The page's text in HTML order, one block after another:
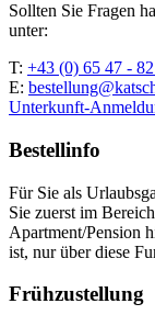
Sollten Sie Fragen
unter:
T: +43 (0) 65 47 - 82
E:
Unterkunft-
Bestellinfo
Für Sie als
Sie zuerst im
Apartment/Pension
ist, nur über diese
Frühzustellung